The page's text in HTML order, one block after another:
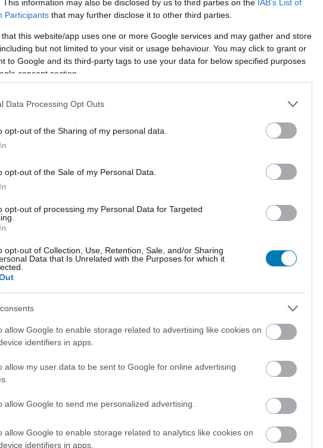
This information may also be disclosed by us to third parties on the IAB’s List of
Participants that may further disclose it to other third parties.
that this website/app uses one or more Google services and may gather and store
but not limited to your visit or usage behaviour. You may click to grant or
to Google and its third-party tags to use your data for below specified purposes
consent section.
Data Processing Opt Outs
opt-out of the Sharing of my personal data.
opt-out of the Sale of my Personal Data.
opt-out of processing my Personal Data for Targeted
opt-out of Collection, Use, Retention, Sale, and/or Sharing
Data that Is Unrelated with the Purposes for which it
allow Google to enable storage related to advertising like cookies on
identifiers in apps.
allow my user data to be sent to Google for online advertising
allow Google to send me personalized advertising.
allow Google to enable storage related to analytics like cookies on
identifiers in apps.
a szavazás állását néznéd meg, bökj a "Nem
jön szembe GSO-n vagy a social médiában.
a legjobbakat,iratkozz fel hírlevelünkre!
hangulata – Jön a második forduló! (X)
PCW HÍREK